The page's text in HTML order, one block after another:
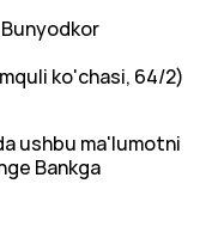
Bunyodkor
ko'chasi, 64/2)
ushbu ma'lumotni
Bankga